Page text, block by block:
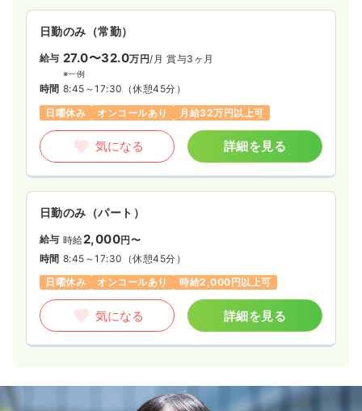
日勤のみ（常勤）
給与 27.0〜32.0万円/月 賞与3ヶ月
※一例
時間 8:45～17:30 （休憩45分）
日曜休み
オンコールあり 月給32万円以上可
気になる 詳細を見る
日勤のみ（パート）
給与 時給2,000円〜
時間 8:45～17:30 （休憩45分）
日曜休み
オンコールあり 時給2,000円以上可
気になる 詳細を見る